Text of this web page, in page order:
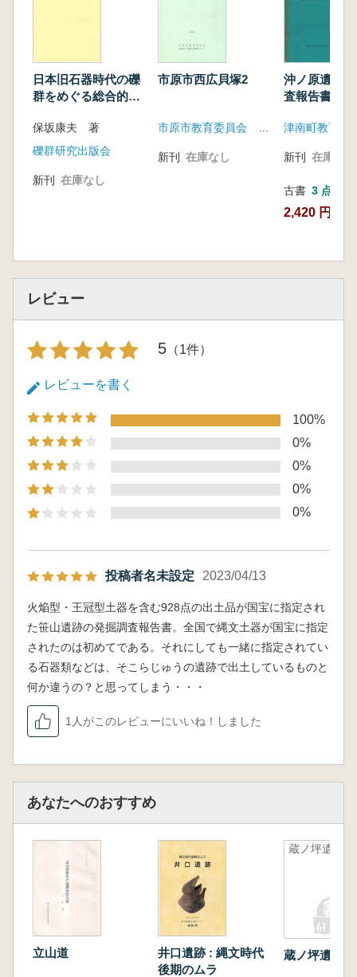
日本旧石器時代の礫
群をめぐる総合的研
保坂康夫 著
礫群研究出版会
新刊 在庫なし
市原市西広貝塚2
市原市教育委員会 市原市文化財センター
新刊 在庫なし
沖ノ原遺跡
査報告書
津南町教育委
新刊 在庫なし
古書 3 点
2,420 円~
レビュー
5 （1件）
レビューを書く
100%
0%
0%
0%
0%
投稿者名未設定 2023/04/13
火焔型・王冠型土器を含む928点の出土品が国宝に指定され
た笹山遺跡の発掘調査報告書。全国で縄文土器が国宝に指定
されたのは初めてである。それにしても一緒に指定されてい
る石器類などは、そこらじゅうの遺跡で出土しているものと
何か違うの？と思ってしまう・・・
1人がこのレビューにいいね！しました
あなたへのおすすめ
立山道
井口遺跡 : 縄文時代
後期のムラ
蔵ノ坪遺跡
蔵ノ坪遺跡